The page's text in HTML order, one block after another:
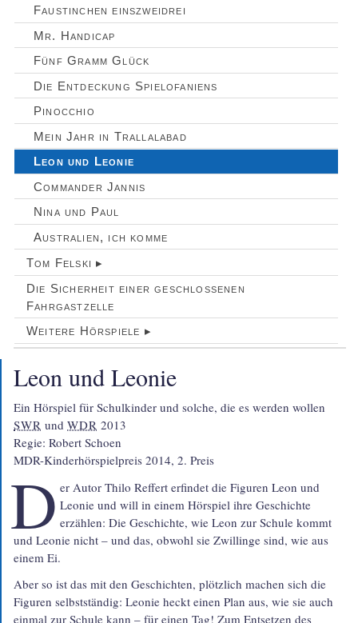
Faustinchen einszweidrei
Mr. Handicap
Fünf Gramm Glück
Die Entdeckung Spielofaniens
Pinocchio
Mein Jahr in Trallalabad
Leon und Leonie
Commander Jannis
Nina und Paul
Australien, ich komme
Tom Felski ▸
Die Sicherheit einer geschlossenen
Fahrgastzelle
Weitere Hörspiele ▸
Leon und Leonie
SWR und WDR 2013
Regie: Robert Schoen
MDR-Kinderhörspielpreis 2014, 2. Preis
D er Autor Thilo Reffert erfindet die Figuren Leon und
Leonie und will in einem Hörspiel ihre Geschichte
erzählen: Die Geschichte, wie Leon zur Schule kommt
und Leonie nicht – und das, obwohl sie Zwillinge sind, wie aus
einem Ei.
Aber so ist das mit den Geschichten, plötzlich machen sich die
Figuren selbst­ständig: Leonie heckt einen Plan aus, wie sie auch
einmal zur Schule kann – für einen Tag! Zum Entsetzen des